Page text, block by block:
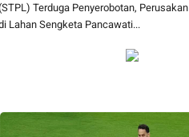
Terduga Penyerobotan,
Lahan Sengketa Pancawati...